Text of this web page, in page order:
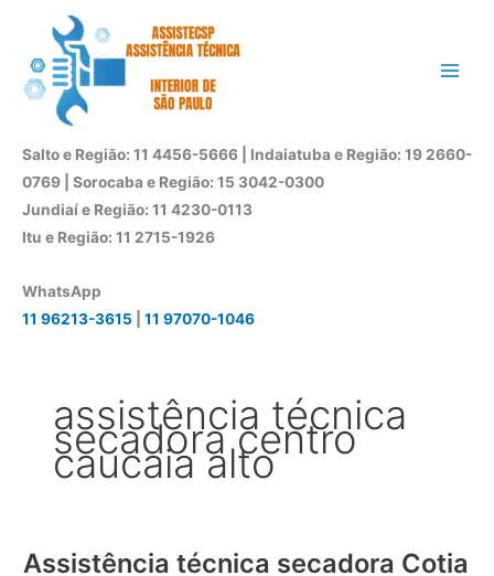
conteúdo
Salto e Região: 11 4456-5666 | Indaiatuba e Região: 19 2660-
0769 | Sorocaba e Região: 15 3042-0300
Jundiaí e Região: 11 4230-0113
Itu e Região: 11 2715-1926
WhatsApp
11 96213-3615
11 97070-1046
assistência técnica
secadora centro
caucaia alto
Assistência técnica secadora Cotia